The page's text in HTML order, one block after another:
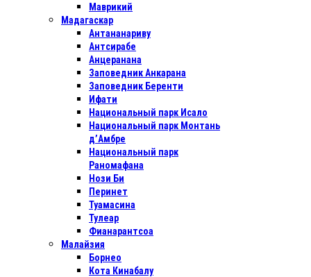
Маврикий
Мадагаскар
Антананариву
Антсирабе
Анцеранана
Заповедник Анкарана
Заповедник Беренти
Ифати
Национальный парк Исало
Национальный парк Монтань
д’Амбре
Национальный парк
Раномафана
Нози Би
Перинет
Туамасина
Тулеар
Фианарантсоа
Малайзия
Борнео
Кота Кинабалу